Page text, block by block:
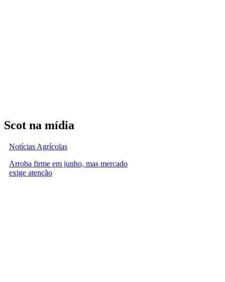
Scot na mídia
Notícias Agrícolas
Arroba firme em junho, mas mercado
exige atenção